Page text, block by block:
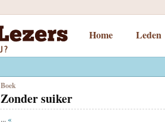
Home Leden
Boek
Zonder suiker
... «